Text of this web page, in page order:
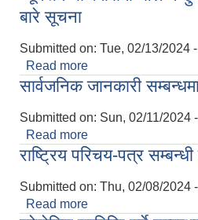
बारे सूचना
Submitted on: Tue, 02/13/2024
Read more
बारे सूचना
सार्वजनिक जानकारी
Submitted on: Sun, 02/11/2024
Read more
राष्ट्रिय परिचय-पत्र
Submitted on: Thu, 02/08/2024
Read more